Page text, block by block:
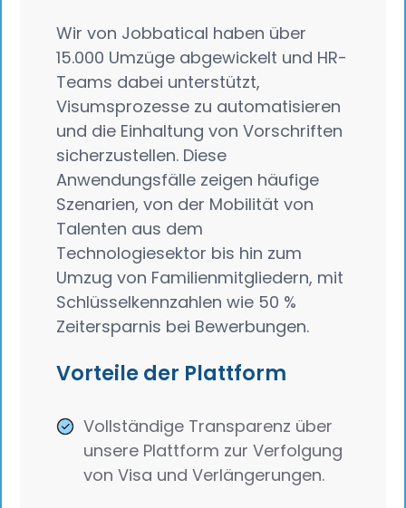
Wir von Jobbatical haben über
15.000 Umzüge abgewickelt und HR-
Teams dabei unterstützt,
Visumsprozesse zu automatisieren
und die Einhaltung von Vorschriften
sicherzustellen. Diese
Anwendungsfälle zeigen häufige
Szenarien, von der Mobilität von
Talenten aus dem
Technologiesektor bis hin zum
Umzug von Familienmitgliedern, mit
Schlüsselkennzahlen wie 50 %
Zeitersparnis bei Bewerbungen.
Vorteile der Plattform
Vollständige Transparenz über
unsere Plattform zur Verfolgung
von Visa und Verlängerungen.